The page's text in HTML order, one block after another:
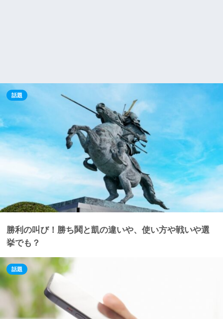
勝利の叫び！勝ち鬨と凱の違いや、使い方や戦いや選
挙でも？
話題
話題